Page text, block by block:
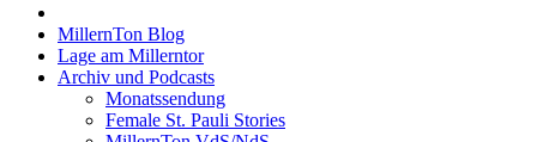
MillernTon Blog
Lage am Millerntor
Archiv und Podcasts
Monatssendung
Female St. Pauli Stories